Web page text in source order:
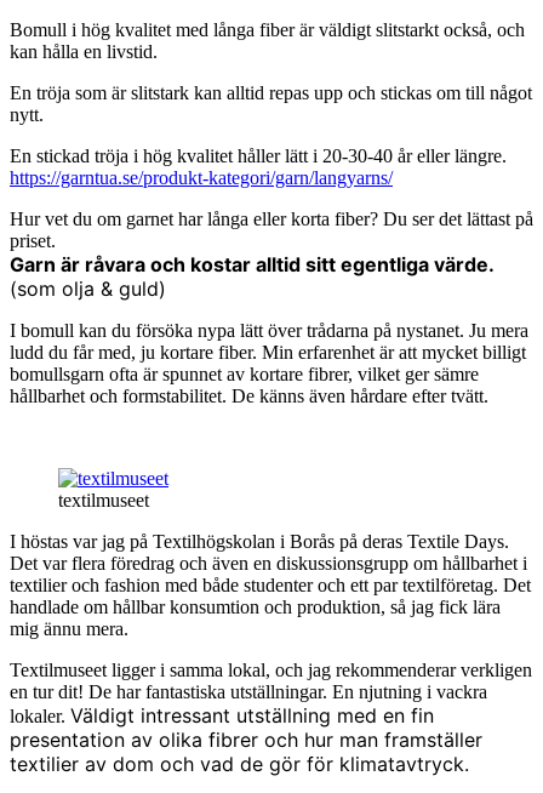
Bomull i hög kvalitet med långa fiber är väldigt slitstarkt också, och
kan hålla en livstid.
En tröja som är slitstark kan alltid repas upp och stickas om till något
nytt.
En stickad tröja i hög kvalitet håller lätt i 20-30-40 år eller längre.
https://garntua.se/produkt-kategori/garn/langyarns/
Hur vet du om garnet har långa eller korta fiber? Du ser det lättast på
priset.
Garn är råvara och kostar alltid sitt egentliga värde.
(som olja & guld)
I bomull kan du försöka nypa lätt över trådarna på nystanet. Ju mera
ludd du får med, ju kortare fiber. Min erfarenhet är att mycket billigt
bomullsgarn ofta är spunnet av kortare fibrer, vilket ger sämre
hållbarhet och formstabilitet. De känns även hårdare efter tvätt.
textilmuseet
I höstas var jag på Textilhögskolan i Borås på deras Textile Days.
Det var flera föredrag och även en diskussionsgrupp om hållbarhet i
textilier och fashion med både studenter och ett par textilföretag. Det
handlade om hållbar konsumtion och produktion, så jag fick lära
mig ännu mera.
Textilmuseet ligger i samma lokal, och jag rekommenderar verkligen
en tur dit! De har fantastiska utställningar. En njutning i vackra
lokaler. Väldigt intressant utställning med en fin
presentation av olika fibrer och hur man framställer
textilier av dom och vad de gör för klimatavtryck.